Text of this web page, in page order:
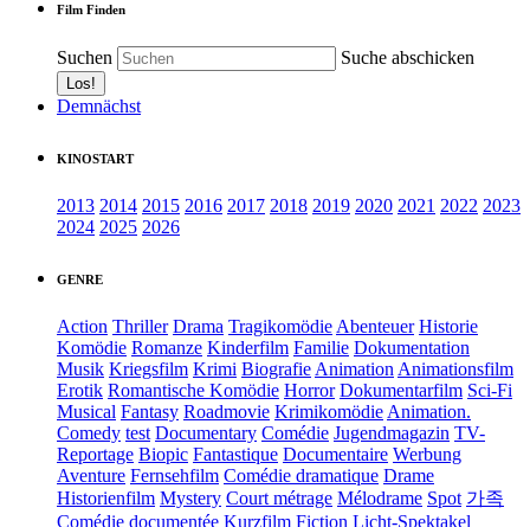
Film Finden
Suchen Suche abschicken
Demnächst
KINOSTART
2013 2014 2015 2016 2017 2018 2019 2020 2021 2022 2023
2024 2025 2026
GENRE
Action Thriller Drama Tragikomödie Abenteuer Historie
Komödie Romanze Kinderfilm Familie Dokumentation
Musik Kriegsfilm Krimi Biografie Animation Animationsfilm
Erotik Romantische Komödie Horror Dokumentarfilm Sci-Fi
Musical Fantasy Roadmovie Krimikomödie Animation.
Comedy test Documentary Comédie Jugendmagazin TV-
Reportage Biopic Fantastique Documentaire Werbung
Aventure Fernsehfilm Comédie dramatique Drame
Historienfilm Mystery Court métrage Mélodrame Spot 가족
Comédie documentée Kurzfilm Fiction Licht-Spektakel